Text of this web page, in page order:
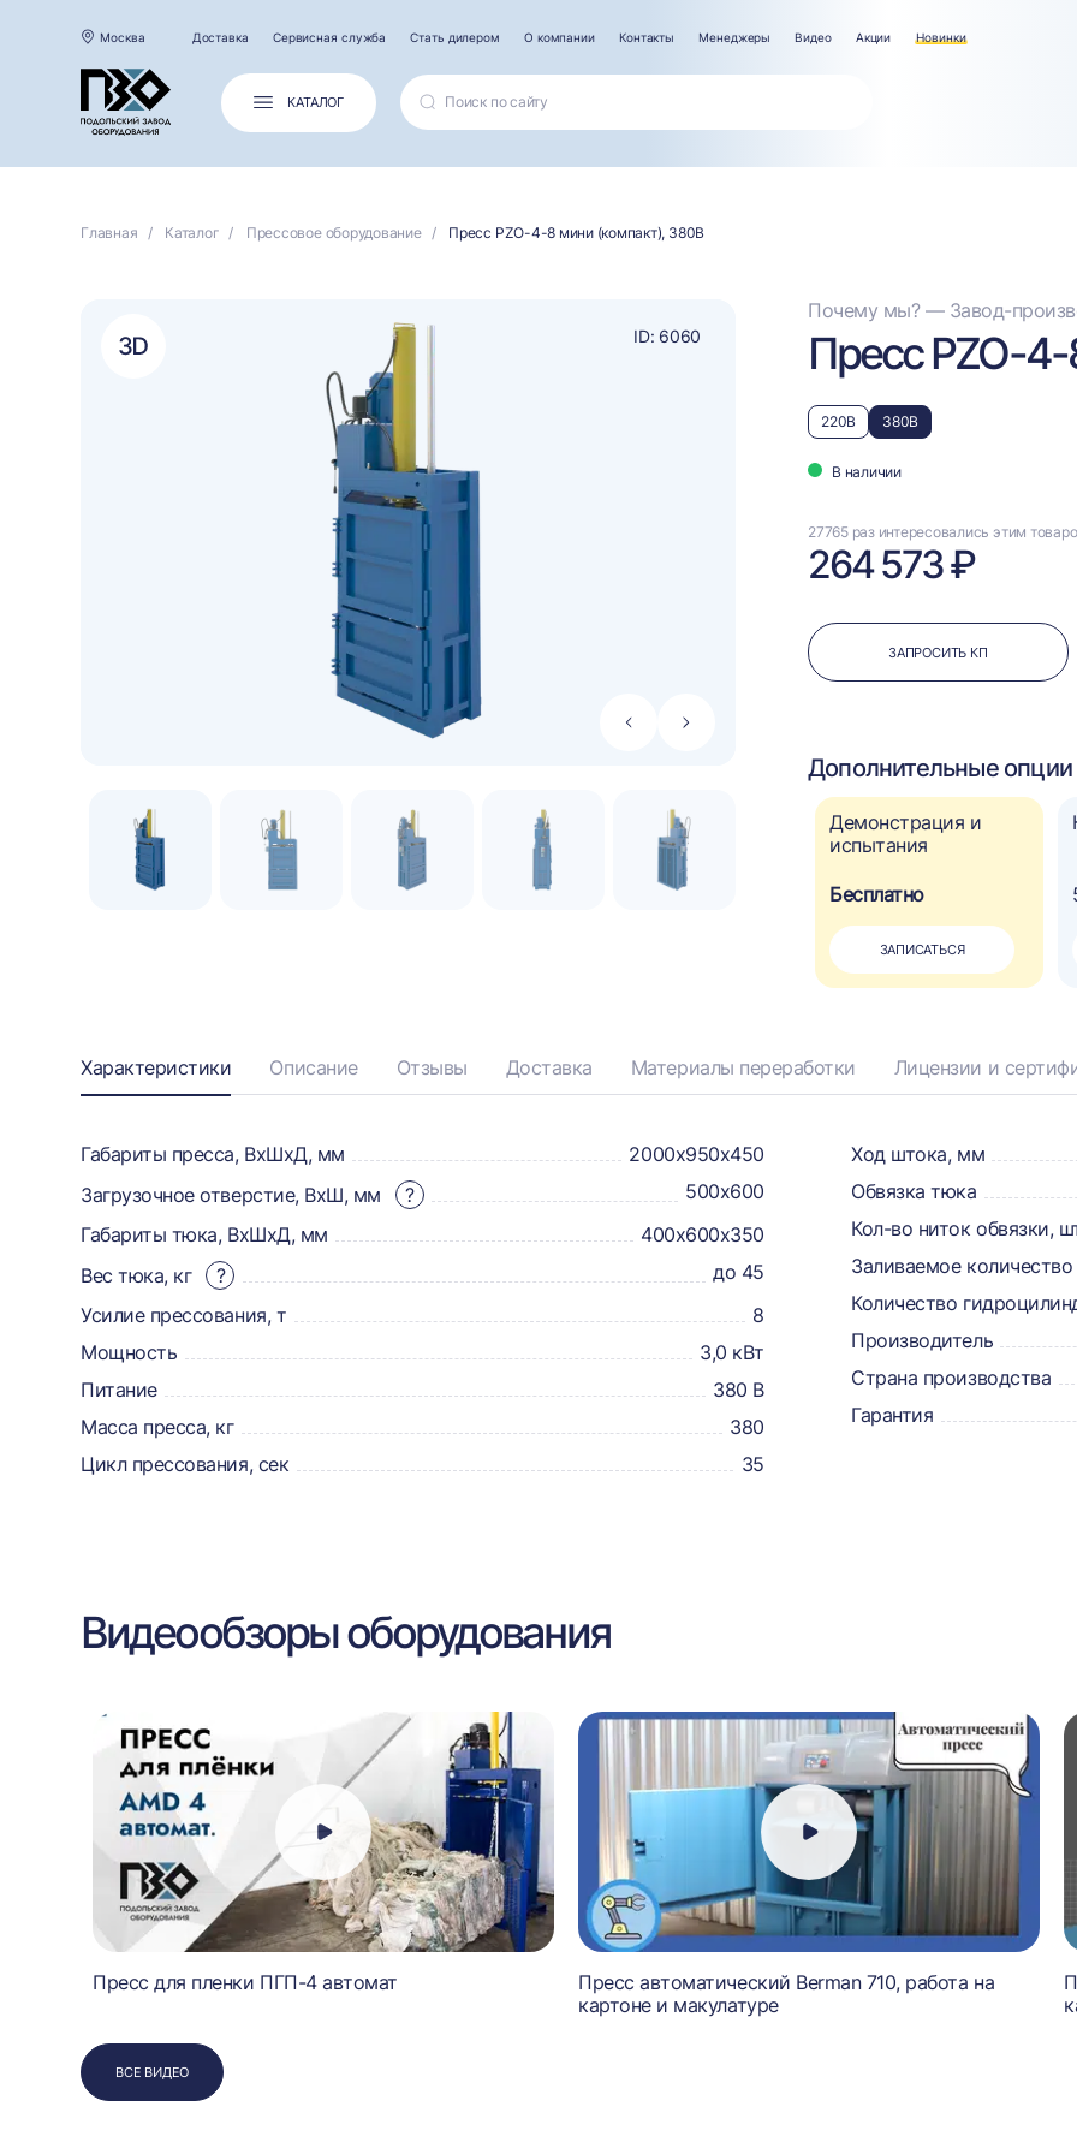
Москва Доставка Сервисная служба Стать дилером О компании Контакты Менеджеры Видео Акции Новинки
КАТАЛОГ
Главная Каталог Прессовое оборудование Пресс PZO-4-8 мини (компакт), 380В
СтрелкаСтрелка
ID: 6060
Почему мы? — Завод-
Пресс PZO-
220В 380В
В наличии
27765 раз интересовались этим
264 573 ₽
ЗАПРОСИТЬ КП
Дополнительные опции
Подогрев масла
50 000 ₽
Бункерная дверь
26 457 ₽
Автоматическое
управление
110 000 ₽
Демонстрация и
испытания
Бесплатно
ЗАПИСАТЬСЯ
Информация
товаре,
доставке,
отзывах
и
сертификаты
Характеристики Описание Отзывы Доставка Материалы переработки Лицензии и
Габариты пресса, ВхШхД, мм
2000х950х450
Загрузочное отверстие, ВхШ, мм
?
500х600
Габариты тюка, ВхШхД, мм
400х600х350
Вес тюка, кг
?
до 45
Усилие прессования, т
8
Мощность
3,0 кВт
Питание
380 В
Масса пресса, кг
380
Цикл прессования, сек
35
Ход штока, мм
Обвязка тюка
Кол-во ниток обвязки,
Заливаемое
Количество
Производитель
Страна производства
Гарантия
Видеообзоры оборудования
Пресс для пленки ПГП-4 автомат
Пресс автоматический Berman 710, работа на
картоне и макулатуре
ВСЕ ВИДЕО